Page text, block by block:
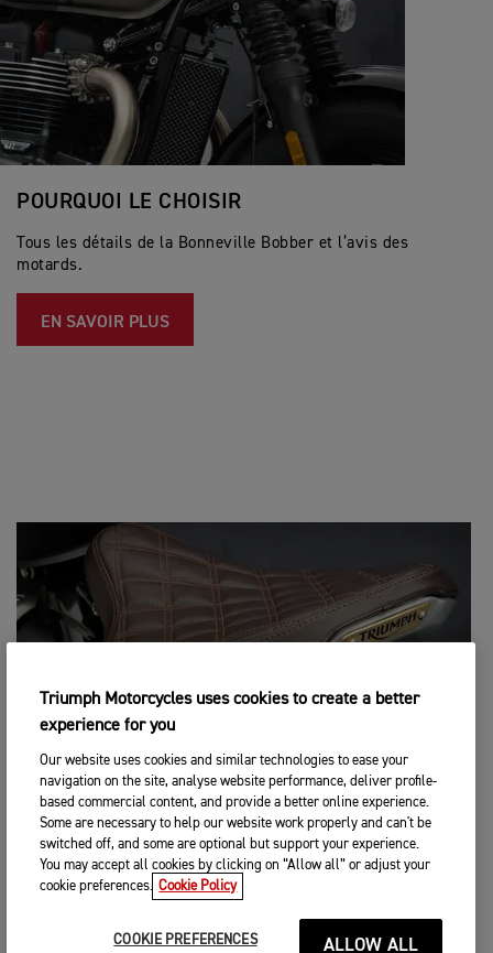
POURQUOI LE CHOISIR
Tous les détails de la Bonneville Bobber et l’avis des
motards.
EN SAVOIR PLUS
ACCESSOIRES
Tout ce qu’il vous faut pour personnaliser votre Bonneville
Triumph Motorcycles uses cookies to create a better
experience for you
Our website uses cookies and similar technologies to ease your
navigation on the site, analyse website performance, deliver profile-
based commercial content, and provide a better online experience.
Some are necessary to help our website work properly and can't be
switched off, and some are optional but support your experience.
You may accept all cookies by clicking on “Allow all” or adjust your
cookie preferences. Cookie Policy
COOKIE PREFERENCES ALLOW ALL